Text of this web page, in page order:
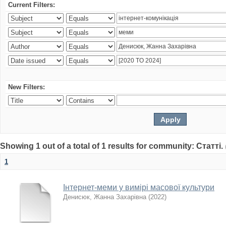
Current Filters:
New Filters:
Showing 1 out of a total of 1 results for community: Статті.
1
Інтернет-меми у вимірі масової культури
Денисюк, Жанна Захарівна (2022)